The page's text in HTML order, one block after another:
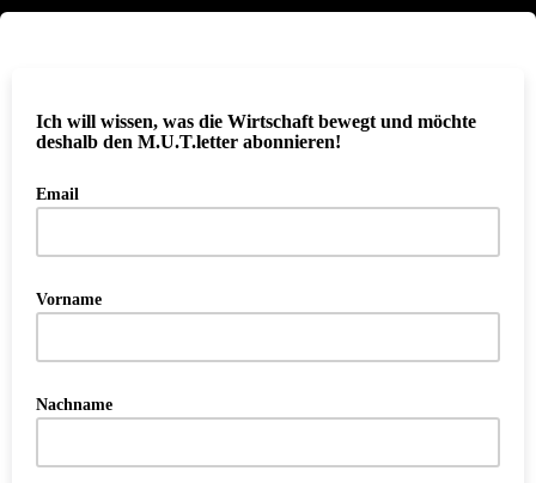
Ich will wissen, was die Wirtschaft bewegt und möchte
deshalb den M.U.T.letter abonnieren!
Email
Vorname
Nachname